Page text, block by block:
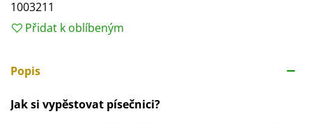
1003211
Přidat k oblíbeným
Popis
Jak si vypěstovat písečnici?